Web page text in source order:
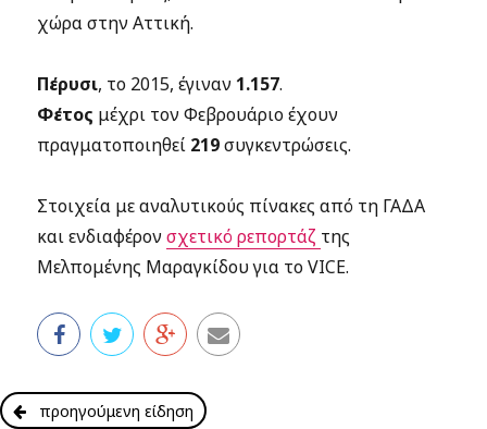
χώρα στην Αττική.
Πέρυσι, το 2015, έγιναν 1.157.
Φέτος μέχρι τον Φεβρουάριο έχουν
πραγματοποιηθεί 219συγκεντρώσεις.
Στοιχεία με αναλυτικούς πίνακες από τη ΓΑΔΑ
και ενδιαφέρονσχετικό ρεπορτάζ της
Μελπομένης Μαραγκίδου για το VICE.
προηγούμενη είδηση